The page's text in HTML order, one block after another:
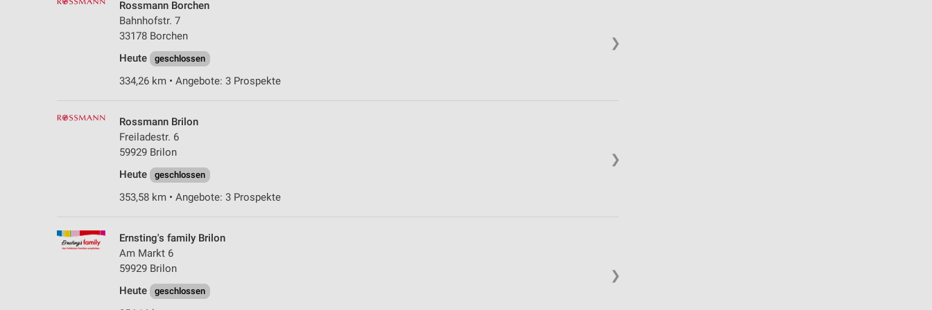
❯
Rossmann Borchen
Bahnhofstr. 7
33178 Borchen
Heute
geschlossen
334,26 km • Angebote: 3 Prospekte
❯
Rossmann Brilon
Freiladestr. 6
59929 Brilon
Heute
geschlossen
353,58 km • Angebote: 3 Prospekte
❯
Ernsting's family Brilon
Am Markt 6
59929 Brilon
Heute
geschlossen